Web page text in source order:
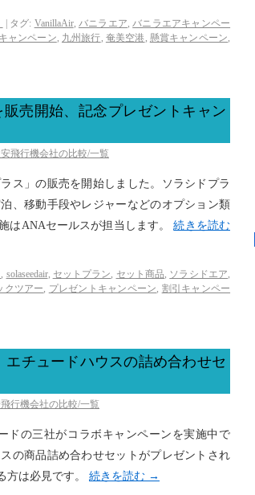
タグ: VanillaAir, バニラエア,バニラエアキャンペー
ャンペーン, 九州旅行, 奄美空港, 懸賞キャンペーン,
売開始、記念プレゼントキャン
飛行機会社の比較/一覧
ス」の販売を開始しました。ソラシドプラ
、移動手段やレジャーなどのオプション類
はANAセールスが担当します。続きを読む
, solaseedair, セットプラン, セット商品, ソラシドエア,
クツアー, プレゼントキャンペーン, 割引キャンペー
チュードハウスの詰め合わせセ
行機会社の比較/一覧
ドの三社がコラボキャンペーンを実施中で
の商品詰め合わせセットがプレゼントされ
方は必見です。 続きを読む →